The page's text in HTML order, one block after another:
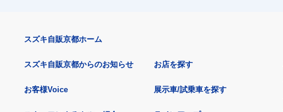
スズキ自販京都ホーム
スズキ自販京都からのお知らせ
お客様Voice
お店を探す
展示車/試乗車を探す